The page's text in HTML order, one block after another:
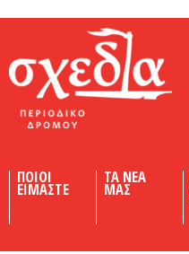
ΠΟΙΟΙ
ΕΙΜΑΣΤΕ
ΤΑ ΝΕΑ
ΜΑΣ